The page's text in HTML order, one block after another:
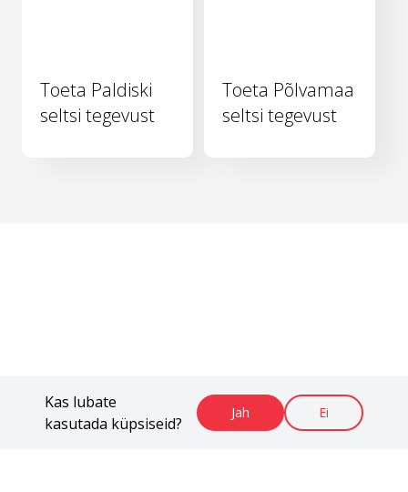
Kas lubate
kasutada küpsiseid?
Jah Ei
Toeta Paldiski
seltsi tegevust
Toeta Põlvamaa
seltsi tegevust